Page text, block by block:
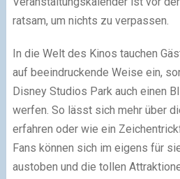
ratsam, um nichts zu verpassen.
In die Welt des Kinos tauchen
auf beeindruckende Weise ein,
Disney Studios Park auch einen
werfen. So lässt sich mehr über
erfahren oder wie ein
Fans können sich im eigens für
austoben und die tollen